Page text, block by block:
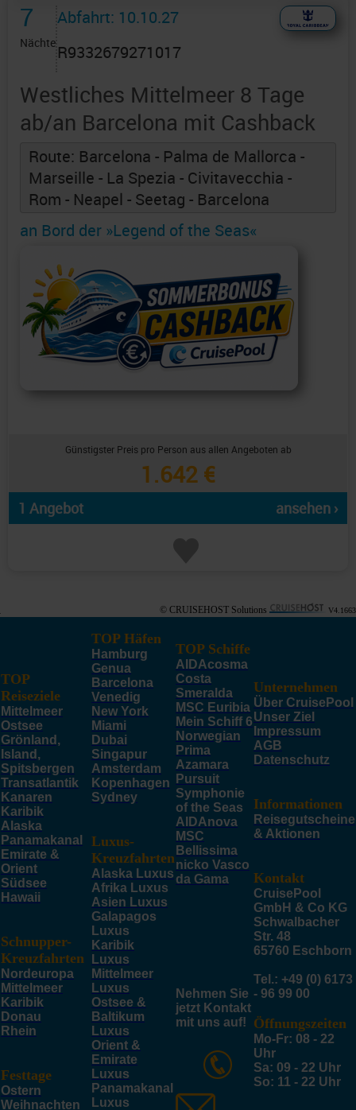
7
Nächte
Abfahrt: 10.10.27
R9332679271017
Westliches Mittelmeer 8 Tage
ab/an Barcelona mit Cashback
Route: Barcelona - Palma de Mallorca -
Marseille - La Spezia - Civitavecchia -
Rom - Neapel - Seetag - Barcelona
an Bord der »Legend of the Seas«
Günstigster Preis pro Person aus allen Angeboten ab
1.642 €
1 Angebot ansehen ›
© CRUISEHOST Solutions V4.1663
TOP
Reiseziele
Mittelmeer
Ostsee
Grönland,
Island,
Spitsbergen
Transatlantik
Kanaren
Karibik
Alaska
Panamakanal
Emirate &
Orient
Südsee
Hawaii
Schnupper-
Kreuzfahrten
Nordeuropa
Mittelmeer
Karibik
Donau
Rhein
Festtage
Ostern
Weihnachten
TOP Häfen
Hamburg
Genua
Barcelona
Venedig
New York
Miami
Dubai
Singapur
Amsterdam
Kopenhagen
Sydney
Luxus-
Kreuzfahrten
Alaska Luxus
Afrika Luxus
Asien Luxus
Galapagos
Luxus
Karibik
Luxus
Mittelmeer
Luxus
Ostsee &
Baltikum
Luxus
Orient &
Emirate
Luxus
Panamakanal
Luxus
TOP Schiffe
AIDAcosma
Costa
Smeralda
MSC Euribia
Mein Schiff 6
Norwegian
Prima
Azamara
Pursuit
Symphonie
of the Seas
AIDAnova
MSC
Bellissima
nicko Vasco
da Gama
Nehmen Sie
jetzt Kontakt
mit uns auf!
Unternehmen
Über CruisePool
Unser Ziel
Impressum
AGB
Datenschutz
Informationen
Reisegutscheine
& Aktionen
Kontakt
CruisePool
GmbH & Co KG
Schwalbacher
Str. 48
65760 Eschborn
Tel.: +49 (0) 6173
- 96 99 00
Öffnungszeiten
Mo-Fr: 08 - 22
Uhr
Sa: 09 - 22 Uhr
So: 11 - 22 Uhr